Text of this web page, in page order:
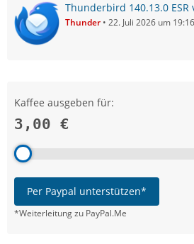
Thunderbird 140.13.0
Thunder 22. Juli 2026 um 19:16
Kaffee ausgeben für:
3,00 €
Per Paypal unterstützen*
*Weiterleitung zu PayPal.Me